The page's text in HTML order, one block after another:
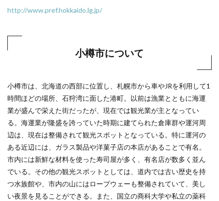
http://www.pref.hokkaido.lg.jp/
小樽市について
小樽市は、北海道の西部に位置し、札幌市から車やJRを利用して1
時間ほどの場所、石狩湾に面した港町。以前は漁業とともに海運
業が盛んで栄えた街だったが、現在では観光業が主となってい
る。海運業が隆盛を誇っていた時期に建てられた倉庫群や運河周
辺は、現在は整備されて観光スポットとなっている。特に運河の
ある近辺には、ガラス製品や洋菓子店の本店があることで有名。
市内には新鮮な材料を使った寿司屋が多く、有名店が数多く並ん
でいる。その他の観光スポットとしては、道内では古い歴史を持
つ水族館や、市内の山にはロープウェーも整備されていて、美し
い夜景を見ることができる。また、国立の商科大学や私立の薬科